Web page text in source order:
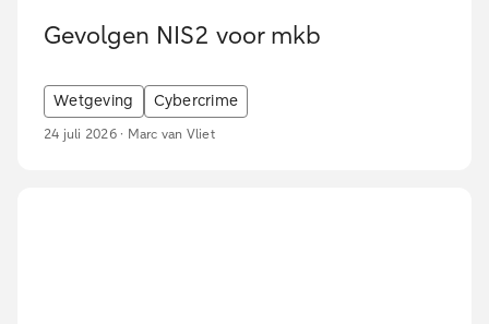
Gevolgen NIS2 voor mkb
Wetgeving Cybercrime
24 juli 2026 · Marc van Vliet